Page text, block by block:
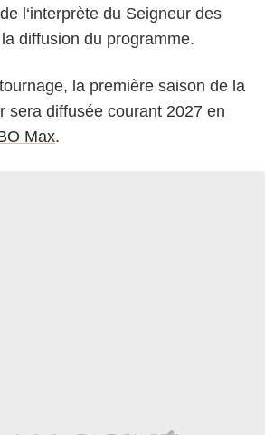
l‘interprète du Seigneur des
diffusion du programme.
la première saison de la
sera diffusée courant 2027 en
Max.